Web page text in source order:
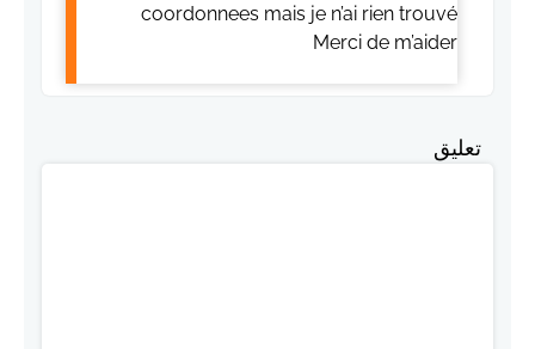
coordonnees mais je n’ai rien trouvé
Merci de m’aider
تعليق